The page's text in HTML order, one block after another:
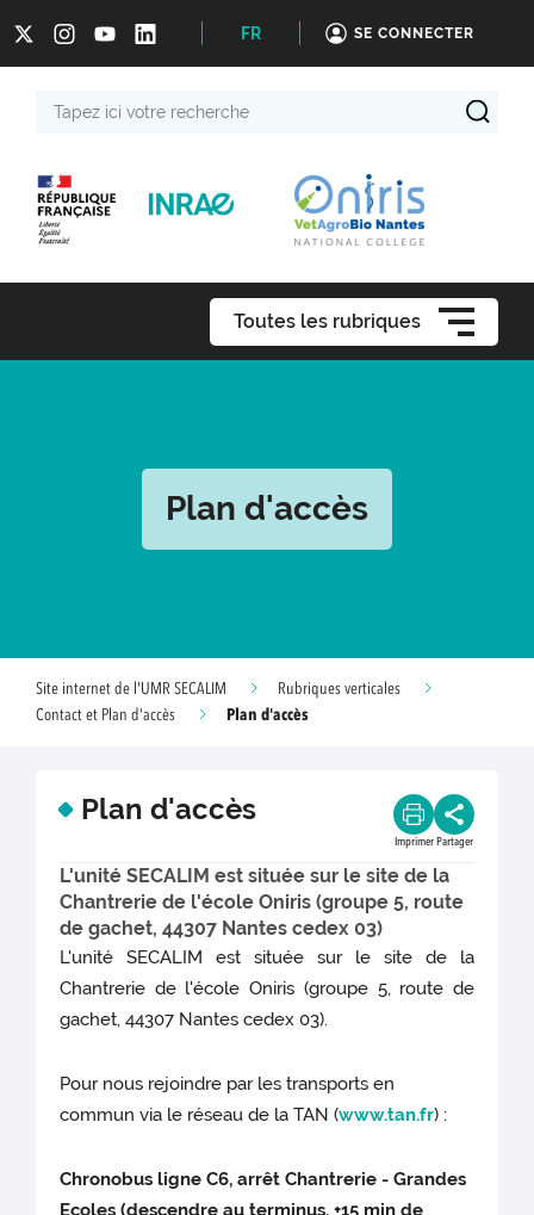
FR SE CONNECTER
Toutes les rubriques
Plan d'accès
Site internet de l'UMR SECALIM
Rubriques verticales
Contact et Plan d'accès
Plan d'accès
Plan d'accès
Imprimer Partager
L'unité SECALIM est située sur le site de la
Chantrerie de l'école Oniris (groupe 5, route
de gachet, 44307 Nantes cedex 03)
L'unité SECALIM est située sur le site de la
Chantrerie de l'école Oniris (groupe 5, route de
gachet, 44307 Nantes cedex 03).
Pour nous rejoindre par les transports en
commun via le réseau de la TAN (www.tan.fr) :
Chronobus ligne C6, arrêt Chantrerie - Grandes
Ecoles (descendre au terminus, +15 min de